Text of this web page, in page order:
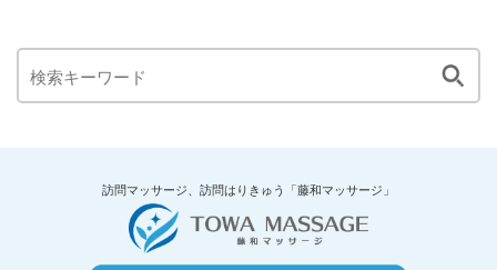
訪問マッサージ、訪問はりきゅう「藤和マッサージ」